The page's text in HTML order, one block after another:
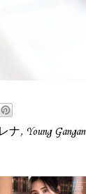
ナ, Young Gangan